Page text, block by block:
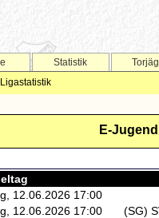
Ligastatistik
Statistik
E-
12.06.2026 17:00
12.06.2026 17:00
(SG)